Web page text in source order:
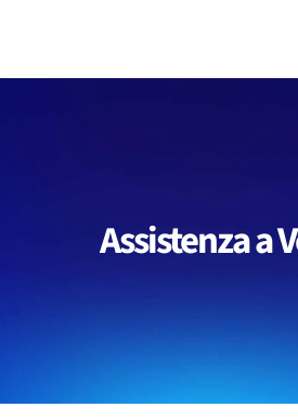
contenuto
Assistenza a